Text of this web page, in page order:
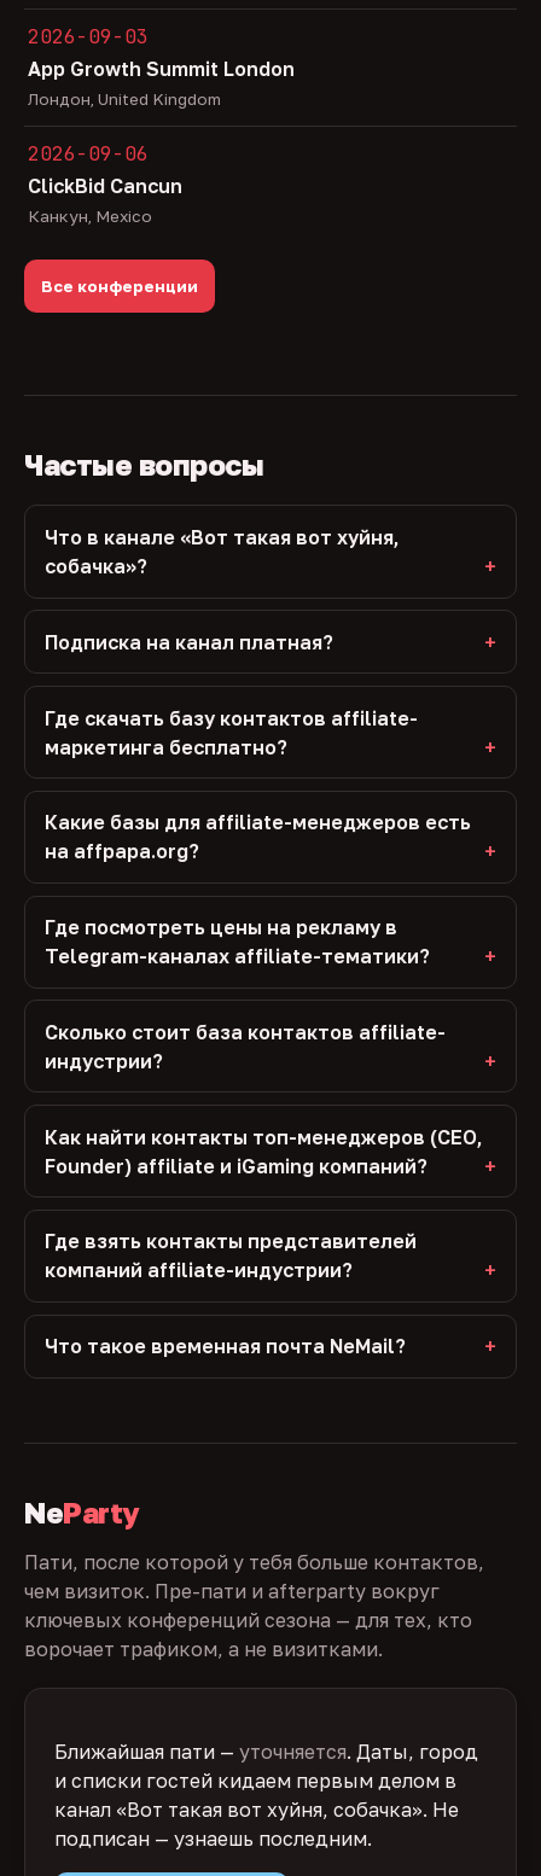
2026-09-03
App Growth Summit London
Лондон, United Kingdom
2026-09-06
ClickBid Cancun
Канкун, Mexico
Все конференции
Частые вопросы
Что в канале «Вот такая вот хуйня,
собачка»?
Подписка на канал платная?
Где скачать базу контактов affiliate-
маркетинга бесплатно?
Какие базы для affiliate-менеджеров есть
на affpapa.org?
Где посмотреть цены на рекламу в
Telegram-каналах affiliate-тематики?
Сколько стоит база контактов affiliate-
индустрии?
Как найти контакты топ-менеджеров (CEO,
Founder) affiliate и iGaming компаний?
Где взять контакты представителей
компаний affiliate-индустрии?
Что такое временная почта NeMail?
NeParty
Пати, после которой у тебя больше контактов,
чем визиток. Пре-пати и afterparty вокруг
ключевых конференций сезона — для тех, кто
ворочает трафиком, а не визитками.
Ближайшая пати — уточняется. Даты, город
и списки гостей кидаем первым делом в
канал «Вот такая вот хуйня, собачка». Не
подписан — узнаешь последним.